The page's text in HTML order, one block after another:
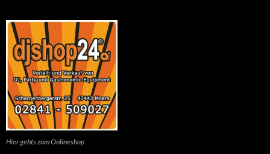
Hier gehts zum Onlineshop